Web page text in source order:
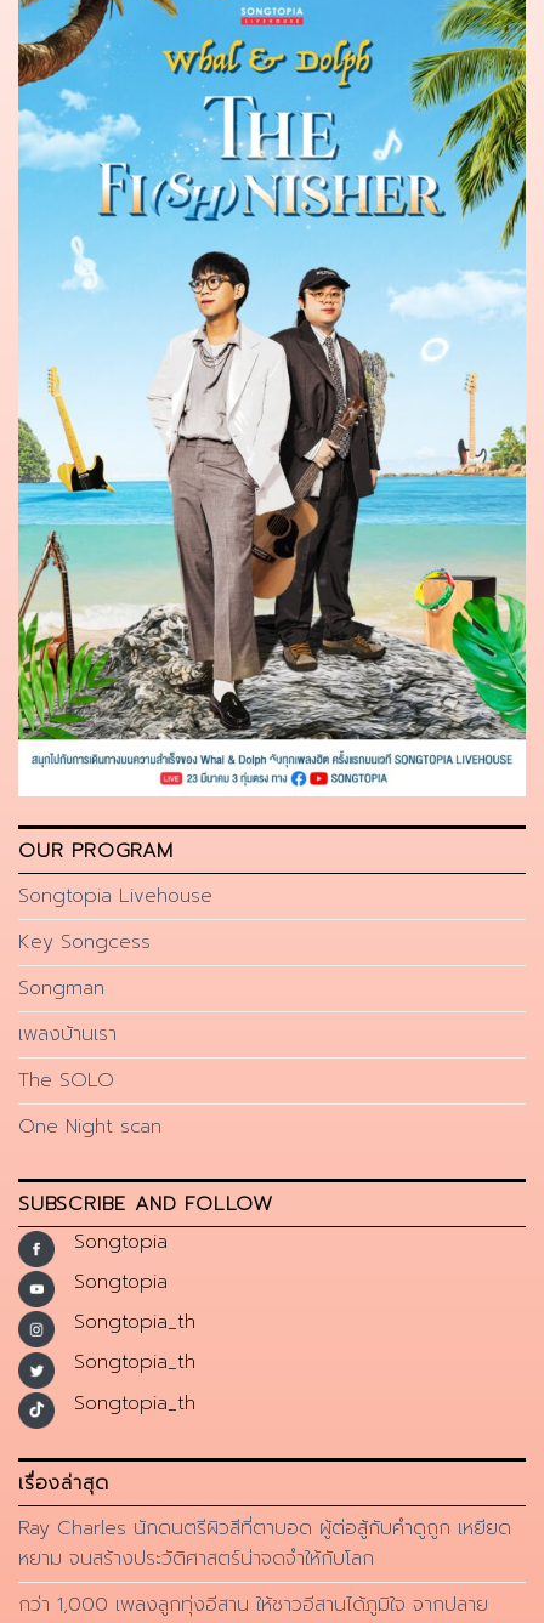
OUR PROGRAM
Songtopia Livehouse
Key Songcess
Songman
เพลงบ้านเรา
The SOLO
One Night scan
SUBSCRIBE AND FOLLOW
Songtopia
Songtopia
Songtopia_th
Songtopia_th
Songtopia_th
เรื่องล่าสุด
Ray Charles นักดนตรีผิวสีที่ตาบอด ผู้ต่อสู้กับคำดูถูก เหยียด
หยาม จนสร้างประวัติศาสตร์น่าจดจำให้กับโลก
กว่า 1,000 เพลงลูกทุ่งอีสาน ให้ชาวอีสานได้ภูมิใจ จากปลาย